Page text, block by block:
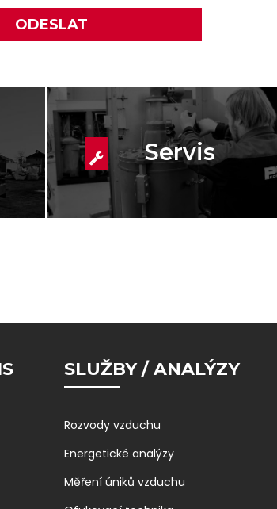
Servis
SLUŽBY / ANALÝZY
Rozvody vzduchu
Energetické analýzy
Měření úniků vzduchu